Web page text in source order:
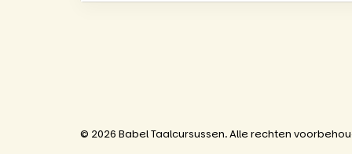
© 2026 Babel Taalcursussen. Alle rechten